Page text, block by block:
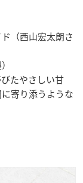
（西山宏太朗さ
たやさしい甘
寄り添うような